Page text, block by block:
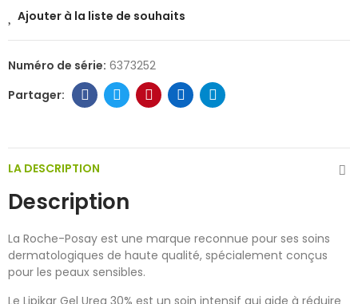
Ajouter à la liste de souhaits
Numéro de série: 6373252
LA DESCRIPTION
Description
La Roche-Posay est une marque reconnue pour ses soins
dermatologiques de haute qualité, spécialement conçus
pour les peaux sensibles.